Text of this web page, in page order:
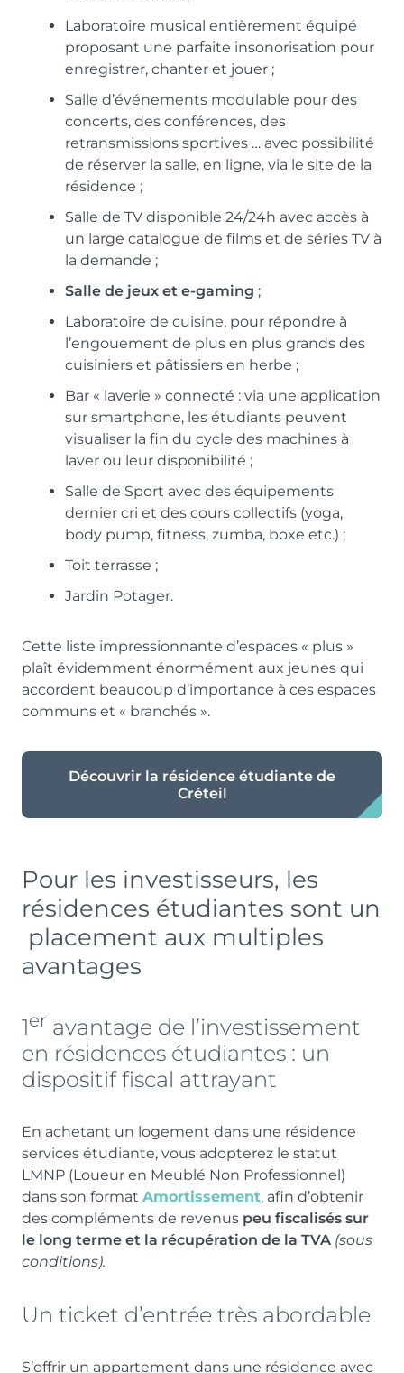
Laboratoire musical entièrement équipé
proposant une parfaite insonorisation pour
enregistrer, chanter et jouer ;
Salle d’événements modulable pour des
concerts, des conférences, des
retransmissions sportives … avec possibilité
de réserver la salle, en ligne, via le site de la
résidence ;
Salle de TV disponible 24/24h avec accès à
un large catalogue de films et de séries TV à
la demande ;
Salle de jeux et e-gaming ;
Laboratoire de cuisine, pour répondre à
l’engouement de plus en plus grands des
cuisiniers et pâtissiers en herbe ;
Bar « laverie » connecté : via une application
sur smartphone, les étudiants peuvent
visualiser la fin du cycle des machines à
laver ou leur disponibilité ;
Salle de Sport avec des équipements
dernier cri et des cours collectifs (yoga,
body pump, fitness, zumba, boxe etc.) ;
Toit terrasse ;
Jardin Potager.
Cette liste impressionnante d’espaces « plus »
plaît évidemment énormément aux jeunes qui
accordent beaucoup d’importance à ces espaces
communs et « branchés ».
Découvrir la résidence étudiante de
Créteil
Pour les investisseurs, les
résidences étudiantes sont un
placement aux multiples
avantages
1er avantage de l’investissement
en résidences étudiantes : un
dispositif fiscal attrayant
En achetant un logement dans une résidence
services étudiante, vous adopterez le statut
LMNP (Loueur en Meublé Non Professionnel)
dans son format Amortissement, afin d’obtenir
des compléments de revenus peu fiscalisés sur
le long terme et la récupération de la TVA (sous
conditions).
Un ticket d’entrée très abordable
S’offrir un appartement dans une résidence avec